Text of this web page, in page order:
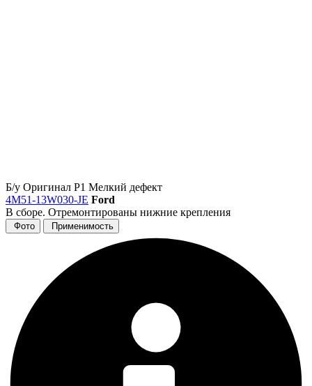
Б/у Оригинал Р1 Мелкий дефект
4M51-13W030-JE Ford
В сборе. Отремонтированы нижние крепления
Фото Применимость